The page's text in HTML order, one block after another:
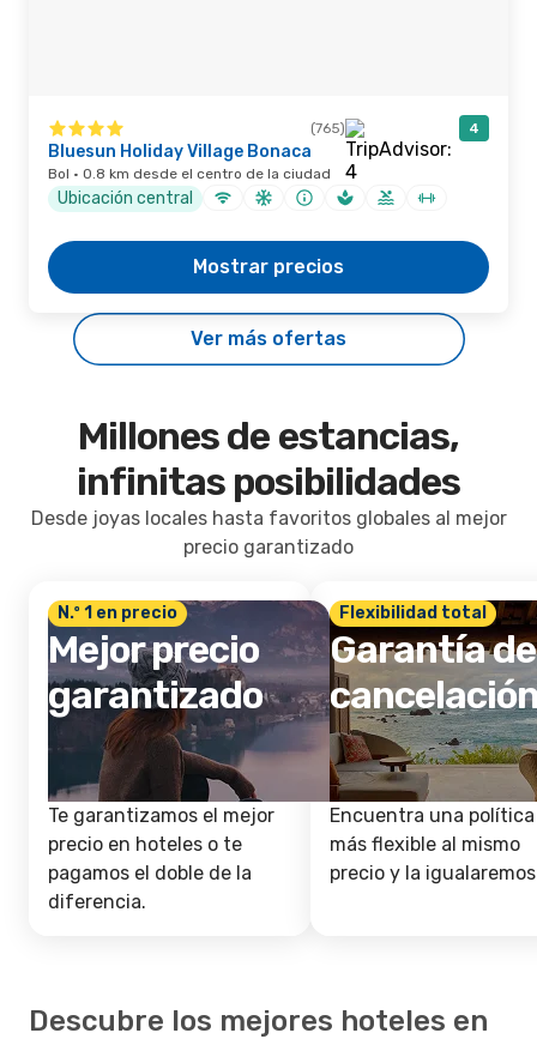
(765) 4
Bluesun Holiday Village Bonaca
Bol · 0.8 km desde el centro de la ciudad
Ubicación central
Mostrar precios
Ver más ofertas
Millones de estancias,
infinitas posibilidades
Desde joyas locales hasta favoritos globales al mejor
precio garantizado
N.º 1 en precio
Mejor precio
garantizado
Te garantizamos el mejor
precio en hoteles o te
pagamos el doble de la
diferencia.
Flexibilidad total
Garantía de
Encuentra una política
más flexible al mismo
precio y la
Descubre los mejores hoteles en